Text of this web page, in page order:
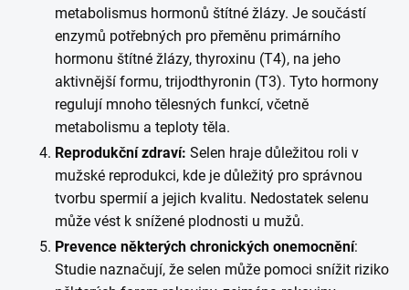
metabolismus hormonů štítné žlázy. Je součástí
enzymů potřebných pro přeměnu primárního
hormonu štítné žlázy, thyroxinu (T4), na jeho
aktivnější formu, trijodthyronin (T3). Tyto hormony
regulují mnoho tělesných funkcí, včetně
metabolismu a teploty těla.
Reprodukční zdraví: Selen hraje důležitou roli v
mužské reprodukci, kde je důležitý pro správnou
tvorbu spermií a jejich kvalitu. Nedostatek selenu
může vést k snížené plodnosti u mužů.
Prevence některých chronických onemocnění:
Studie naznačují, že selen může pomoci snížit riziko